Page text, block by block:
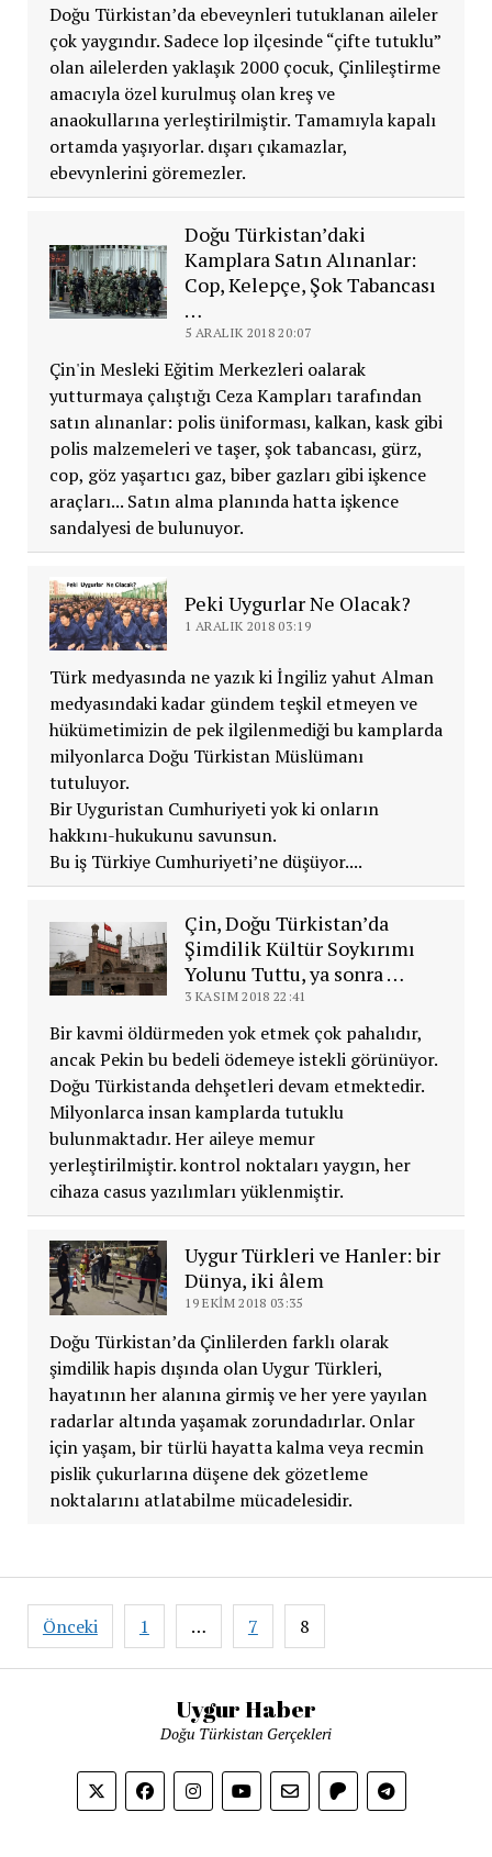
Doğu Türkistan’da ebeveynleri tutuklanan aileler
çok yaygındır. Sadece lop ilçesinde “çifte tutuklu”
olan ailelerden yaklaşık 2000 çocuk, Çinlileştirme
amacıyla özel kurulmuş olan kreş ve
anaokullarına yerleştirilmiştir. Tamamıyla kapalı
ortamda yaşıyorlar. dışarı çıkamazlar,
ebevynlerini göremezler.
Doğu Türkistan’daki
Kamplara Satın Alınanlar:
Cop, Kelepçe, Şok Tabancası
…
5 ARALIK 2018 20:07
Çin'in Mesleki Eğitim Merkezleri oalarak
yutturmaya çalıştığı Ceza Kampları tarafından
satın alınanlar: polis üniforması, kalkan, kask gibi
polis malzemeleri ve taşer, şok tabancası, gürz,
cop, göz yaşartıcı gaz, biber gazları gibi işkence
araçları... Satın alma planında hatta işkence
sandalyesi de bulunuyor.
Peki Uygurlar Ne Olacak?
1 ARALIK 2018 03:19
Türk medyasında ne yazık ki İngiliz yahut Alman
medyasındaki kadar gündem teşkil etmeyen ve
hükümetimizin de pek ilgilenmediği bu kamplarda
milyonlarca Doğu Türkistan Müslümanı
tutuluyor.
Bir Uyguristan Cumhuriyeti yok ki onların
hakkını-hukukunu savunsun.
Bu iş Türkiye Cumhuriyeti’ne düşüyor....
Çin, Doğu Türkistan’da
Şimdilik Kültür Soykırımı
Yolunu Tuttu, ya sonra …
3 KASIM 2018 22:41
Bir kavmi öldürmeden yok etmek çok pahalıdır,
ancak Pekin bu bedeli ödemeye istekli görünüyor.
Doğu Türkistanda dehşetleri devam etmektedir.
Milyonlarca insan kamplarda tutuklu
bulunmaktadır. Her aileye memur
yerleştirilmiştir. kontrol noktaları yaygın, her
cihaza casus yazılımları yüklenmiştir.
Uygur Türkleri ve Hanler: bir
Dünya, iki âlem
19 EKIM 2018 03:35
Doğu Türkistan’da Çinlilerden farklı olarak
şimdilik hapis dışında olan Uygur Türkleri,
hayatının her alanına girmiş ve her yere yayılan
radarlar altında yaşamak zorundadırlar. Onlar
için yaşam, bir türlü hayatta kalma veya recmin
pislik çukurlarına düşene dek gözetleme
noktalarını atlatabilme mücadelesidir.
Yazı
sayfalaması
Önceki 1 … 7 8
Uygur Haber
Doğu Türkistan Gerçekleri